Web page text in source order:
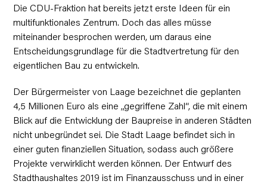
Die CDU-Fraktion hat bereits jetzt erste Ideen für ein
multifunktionales Zentrum. Doch das alles müsse
miteinander besprochen werden, um daraus eine
Entscheidungsgrundlage für die Stadtvertretung für den
eigentlichen Bau zu entwickeln.
Der Bürgermeister von Laage bezeichnet die geplanten
4,5 Millionen Euro als eine „gegriffene Zahl“, die mit einem
Blick auf die Entwicklung der Baupreise in anderen Städten
nicht unbegründet sei. Die Stadt Laage befindet sich in
einer guten finanziellen Situation, sodass auch größere
Projekte verwirklicht werden können. Der Entwurf des
Stadthaushaltes 2019 ist im Finanzausschuss und in einer